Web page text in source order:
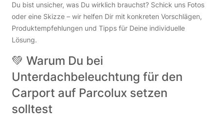
Du bist unsicher, was Du wirklich brauchst? Schick uns Fotos
oder eine Skizze – wir helfen Dir mit konkreten Vorschlägen,
Produktempfehlungen und Tipps für Deine individuelle
Lösung.
💚 Warum Du bei
Unterdachbeleuchtung für den
Carport auf Parcolux setzen
solltest